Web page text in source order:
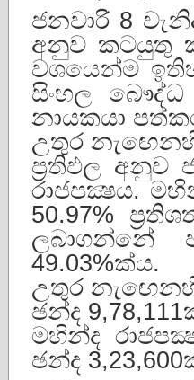
ජනවාරි 8
අනුව කටයුතු
වශයෙන්ම
සිංහල
නායකයා
උතුර
ප්‍රතිඵල අනුව
රාජපක්‍ෂය.
50.97%
ලබාගන්නේ
49.03%ක්ය.
උතුර
ඡන්ද
මහින්ද
ඡන්ද